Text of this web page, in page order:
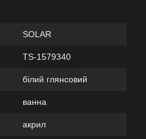
SOLAR
TS-1579340
білий глянсовий
ванна
акрил